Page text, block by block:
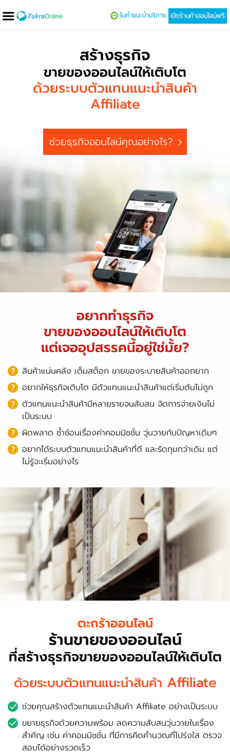
เปิดร้านค้าออนไลน์ฟรี
รับคำแนะนำบริการ
สร้างธุรกิจ
ขายของออนไลน์ให้เติบโต
ด้วยระบบตัวแทนแนะนำสินค้า
Affiliate
ช่วยธุรกิจออนไลน์คุณอย่างไร?
อยากทำธุรกิจ
ขายของออนไลน์ให้เติบโต
แต่เจออุปสรรคนี้อยู่ใช่มั้ย?
สินค้าแน่นคลัง เต็มสต็อก ขายของระบายสินค้าออกยาก
อยากให้ธุรกิจเติบโต มีตัวแทนแนะนำสินค้าแต่เริ่มต้นไม่ถูก
ตัวแทนแนะนำสินค้ามีหลายรายจนสับสน จัดการจ่ายเงินไม่
เป็นระบบ
ผิดพลาด ซ้ำซ้อนเรื่องค่าคอมมิชชั่น วุ่นวายกับปัญหาเดิมๆ
อยากได้ระบบตัวแทนแนะนำสินค้าที่ดี และรัดกุมกว่าเดิม แต่
ไม่รู้จะเริ่มอย่างไร
ตะกร้าออนไลน์
ร้านขายของออนไลน์
ที่สร้างธุรกิจขายของออนไลน์ให้เติบโต
ด้วยระบบตัวแทนแนะนำสินค้า Affiliate
ช่วยคุณสร้างตัวแทนแนะนำสินค้า Affiliate อย่างเป็นระบบ
ขยายธุรกิจด้วยความพร้อม ลดความสับสนวุ่นวายในเรื่อง
สำคัญ เช่น ค่าคอมมิชชั่น ที่มีการคิดคำนวณที่โปร่งใส ตรวจ
สอบได้อย่างรวดเร็ว